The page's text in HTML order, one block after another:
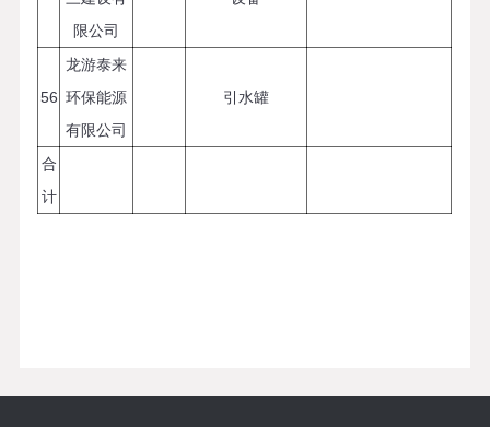
限公司
56
龙游泰来
环保能源
有限公司
引水罐
合
计